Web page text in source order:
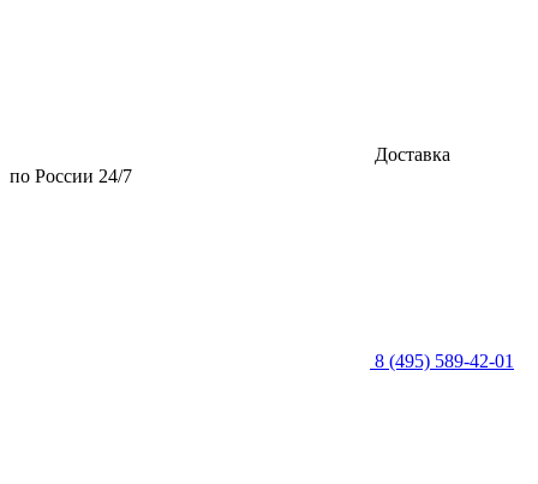
Доставка
по России 24/7
8 (495) 589-42-01